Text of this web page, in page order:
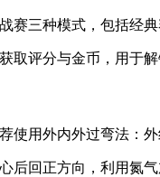
三种模式，包括经
评分与金币，用于
用外内外过弯法：
后回正方向，利用氮气